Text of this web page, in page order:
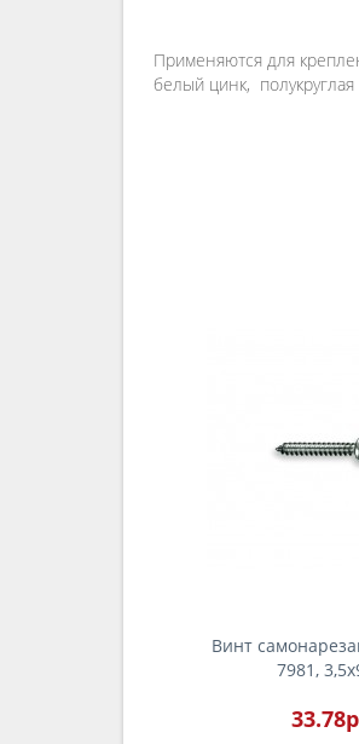
Применяются для
белый цинк,
Винт
7981,